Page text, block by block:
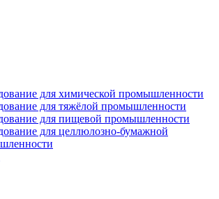
для химической промышленности
для тяжёлой промышленности
для пищевой промышленности
для целлюлозно-бумажной